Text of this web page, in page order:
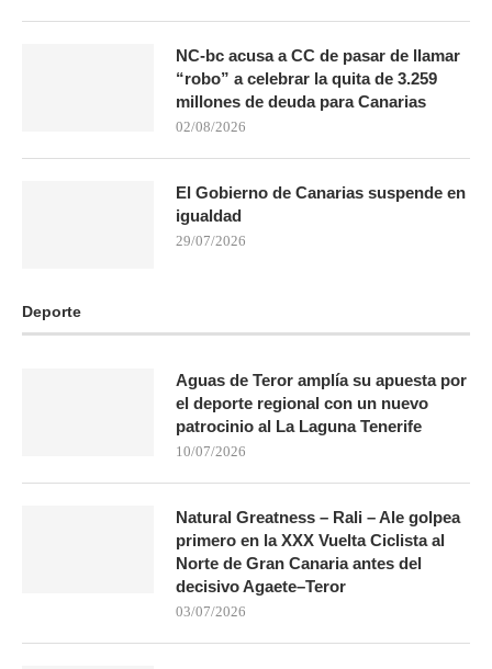
NC-bc acusa a CC de pasar de llamar
“robo” a celebrar la quita de 3.259
millones de deuda para Canarias
02/08/2026
El Gobierno de Canarias suspende en
igualdad
29/07/2026
Deporte
Aguas de Teror amplía su apuesta por
el deporte regional con un nuevo
patrocinio al La Laguna Tenerife
10/07/2026
Natural Greatness – Rali – Ale golpea
primero en la XXX Vuelta Ciclista al
Norte de Gran Canaria antes del
decisivo Agaete–Teror
03/07/2026